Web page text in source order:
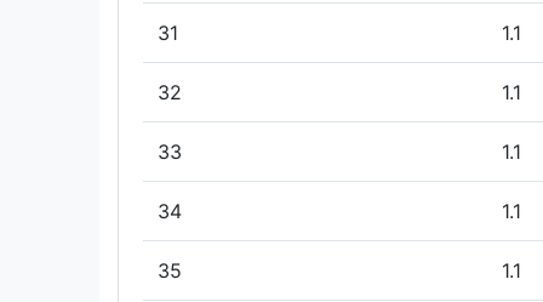
31 1.1
32 1.1
33 1.1
34 1.1
35 1.1